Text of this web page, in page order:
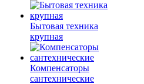
Бытовая техника
крупная
Компенсаторы
сантехнические